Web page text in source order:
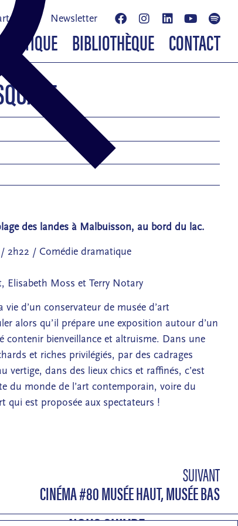
Newsletter
BIBLIOTHÈQUE CONTACT
des landes à Malbuisson, au bord du lac.
2h22 / Comédie dramatique
Elisabeth Moss et Terry Notary
d’un conservateur de musée d’art
alors qu’il prépare une exposition autour d’un
contenir bienveillance et altruisme. Dans une
et riches privilégiés, par des cadrages
vertige, dans des lieux chics et raffinés, c’est
du monde de l’art contemporain, voire du
est proposée aux spectateurs !
SUIVANT
CINÉMA #80 MUSÉE HAUT, MUSÉE BAS